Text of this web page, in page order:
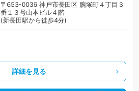
〒653-0036 神戸市長田区 腕塚町４丁目３
番１３号山本ビル４階
(新長田駅から徒歩4分)
詳細を見る